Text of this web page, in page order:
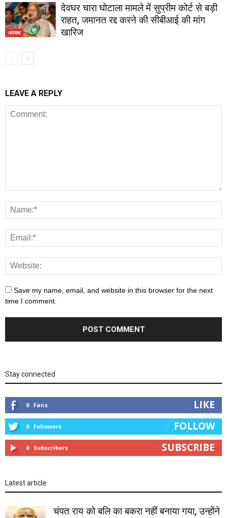
अपराध
देवघर चारा घोटाला मामले में सुप्रीम कोर्ट से बड़ी
राहत, जमानत रद्द करने की सीबीआई की मांग
खारिज
LEAVE A REPLY
Save my name, email, and website in this browser for the next
time I comment.
Stay connected
0 Fans LIKE
0 Followers FOLLOW
0 Subscribers SUBSCRIBE
Latest article
चंपत राय को बलि का बकरा नहीं बनाया गया, उन्होंने